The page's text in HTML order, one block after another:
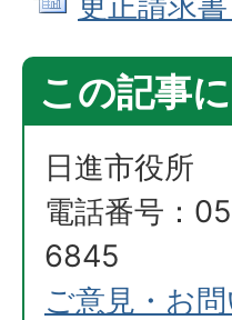
この記事
日進市役所
電話番号：
6845
ご意見・お